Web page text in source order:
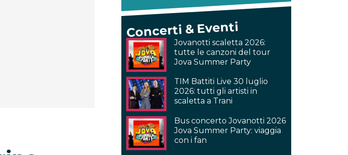
Concerti & Eventi
Jovanotti scaletta 2026:
tutte le canzoni del tour
Jova Summer Party
TIM Battiti Live 30 luglio
2026: tutti gli artisti in
scaletta a Trani
Bus concerto Jovanotti 2026
Jova Summer Party: viaggia
con i fan